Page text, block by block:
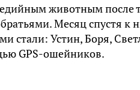
животным после
Месяц спустя к
стали: Устин, Боря,
GPS-ошейников.